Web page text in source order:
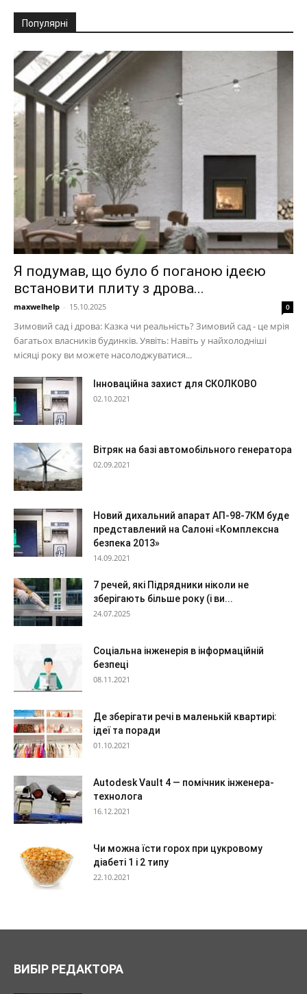
Популярні
Я подумав, що було б поганою ідеєю
встановити плиту з дрова...
maxwelhelp - 15.10.2025 0
Зимовий сад і дрова: Казка чи реальність? Зимовий сад - це мрія
багатьох власників будинків. Уявіть: Навіть у найхолодніші
місяці року ви можете насолоджуватися...
Інноваційна захист для СКОЛКОВО
02.10.2021
Вітряк на базі автомобільного генератора
02.09.2021
Новий дихальний апарат АП-98-7КМ буде
представлений на Салоні «Комплексна
безпека 2013»
14.09.2021
7 речей, які Підрядники ніколи не
зберігають більше року (і ви...
24.07.2025
Соціальна інженерія в інформаційній
безпеці
08.11.2021
Де зберігати речі в маленькій квартирі:
ідеї та поради
01.10.2021
Autodesk Vault 4 — помічник інженера-
технолога
16.12.2021
Чи можна їсти горох при цукровому
діабеті 1 і 2 типу
22.10.2021
ВИБІР РЕДАКТОРА